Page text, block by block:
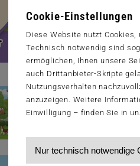
Cookie-Einstellungen
Diese Website nutzt
Technisch notwendig sind
ermöglichen, Ihnen unsere
auch Drittanbieter-Skripte
Nutzungsverhalten
anzuzeigen. Weitere
Einwilligung – finden Sie in
Nur technisch notwendige